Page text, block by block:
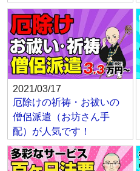
2021/03/17
厄除けの祈祷・お祓いの
僧侶派遣（お坊さん手
配）が人気です！